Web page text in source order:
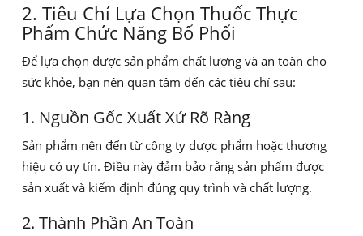
2. Tiêu Chí Lựa Chọn Thuốc Thực
Phẩm Chức Năng Bổ Phổi
Để lựa chọn được sản phẩm chất lượng và an toàn cho
sức khỏe, bạn nên quan tâm đến các tiêu chí sau:
1. Nguồn Gốc Xuất Xứ Rõ Ràng
Sản phẩm nên đến từ công ty dược phẩm hoặc thương
hiệu có uy tín. Điều này đảm bảo rằng sản phẩm được
sản xuất và kiểm định đúng quy trình và chất lượng.
2. Thành Phần An Toàn